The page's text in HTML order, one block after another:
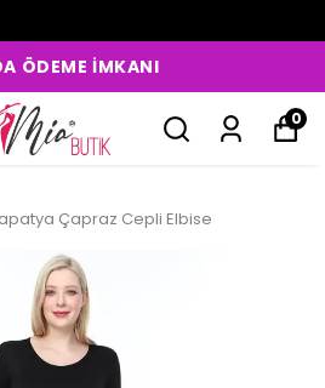
ÖDEME İMKANI
0
Çapraz Cepli Elbise